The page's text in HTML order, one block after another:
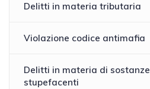
Delitti in materia tributaria
Violazione codice antimafia
Delitti in materia di sostanze
stupefacenti